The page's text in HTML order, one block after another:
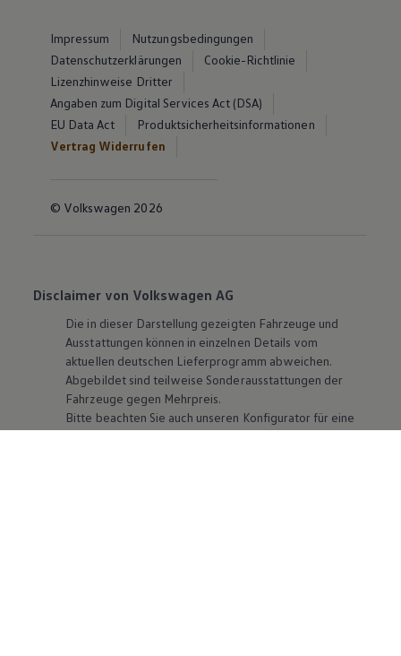
Impressum
Nutzungsbedingungen
Datenschutzerklärungen
Cookie-Richtlinie
Lizenzhinweise Dritter
Angaben zum Digital Services Act (DSA)
EU Data Act
Produktsicherheitsinformationen
Vertrag Widerrufen
© Volkswagen 2026
Disclaimer von Volkswagen AG
Die in dieser Darstellung gezeigten Fahrzeuge und
Ausstattungen können in einzelnen Details vom
aktuellen deutschen Lieferprogramm abweichen.
Abgebildet sind teilweise Sonderausstattungen der
Fahrzeuge gegen Mehrpreis.
Bitte beachten Sie auch unseren Konfigurator für eine